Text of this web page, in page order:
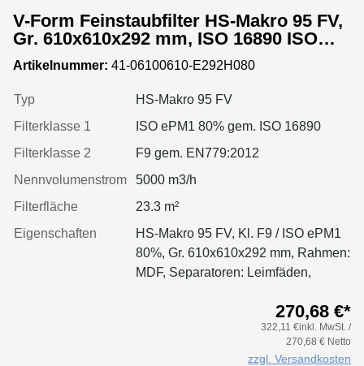
V-Form Feinstaubfilter HS-Makro 95 FV,
Gr. 610x610x292 mm, ISO 16890 ISO
ePM1 80%, Rahmen: MDF, Dichtung:
einseitig, geschäumt
Artikelnummer: 41-06100610-E292H080
Typ
HS-Makro 95 FV
Filterklasse 1
ISO ePM1 80% gem. ISO 16890
Filterklasse 2
F9 gem. EN779:2012
Nennvolumenstrom
5000 m3/h
Filterfläche
23.3 m²
Eigenschaften
HS-Makro 95 FV, Kl. F9 / ISO ePM1
80%, Gr. 610x610x292 mm, Rahmen:
MDF, Separatoren: Leimfäden,
270,68 €*
322,11 €inkl. MwSt. /
270,68 € Netto
zzgl. Versandkosten